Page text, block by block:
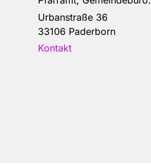
Urbanstraße 36
33106 Paderborn
Kontakt